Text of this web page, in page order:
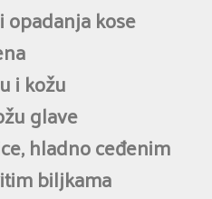
kose
i kožu
glave
hladno ceđenim
biljkama